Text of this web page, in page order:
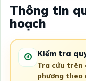
Thông tin
hoạch
Kiểm tra
Tra cứu trên
phương theo